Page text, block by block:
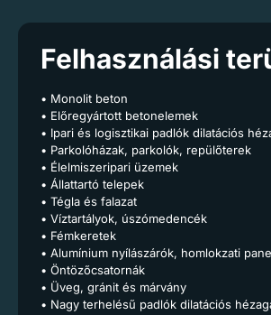
Felhasználási
• Monolit beton
• Előregyártott betonelemek
• Ipari és logisztikai padlók dilatációs
• Parkolóházak, parkolók, repülőterek
• Élelmiszeripari üzemek
• Állattartó telepek
• Tégla és falazat
• Víztartályok, úszómedencék
• Fémkeretek
• Alumínium nyílászárók, homlokzati
• Öntözőcsatornák
• Üveg, gránit és márvány
• Nagy terhelésű padlók dilatációs